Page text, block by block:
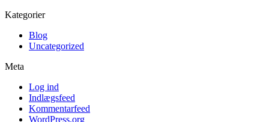
Kategorier
Blog
Uncategorized
Meta
Log ind
Indlægsfeed
Kommentarfeed
WordPress.org